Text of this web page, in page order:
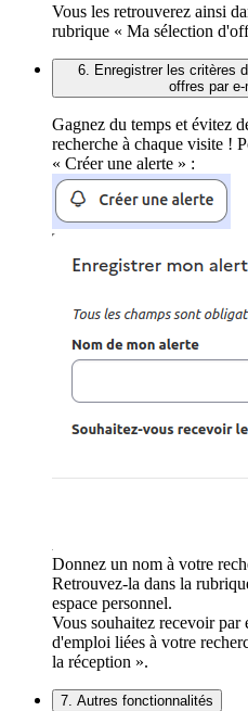
Vous les retrouverez ainsi
rubrique « Ma sélection
6. Enregistrer les critères
offres par
Gagnez du temps et évitez
recherche à chaque visite !
« Créer une alerte » :
Donnez un nom à votre
Retrouvez-la dans la
espace personnel.
Vous souhaitez recevoir
d'emploi liées à votre
la réception ».
7. Autres fonctionnalités